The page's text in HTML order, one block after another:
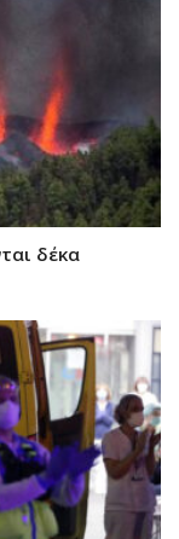
δέκα